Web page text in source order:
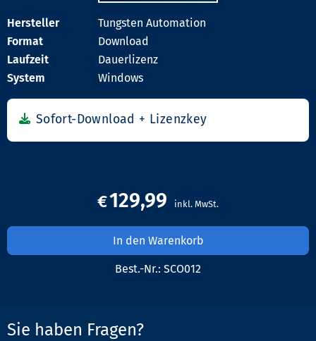
Tungsten Automation
Download
Dauerlizenz
Windows
€129,99
In den Warenkorb
Best.-Nr.: SCO012
Sie haben Fragen?